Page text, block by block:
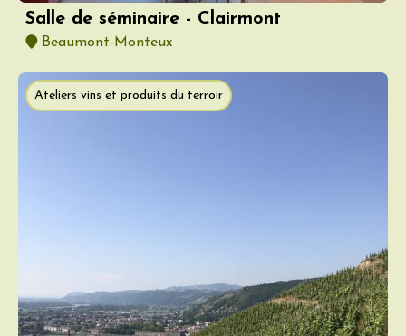
Salle de séminaire - Clairmont
Beaumont-Monteux
Ateliers vins et produits du terroir